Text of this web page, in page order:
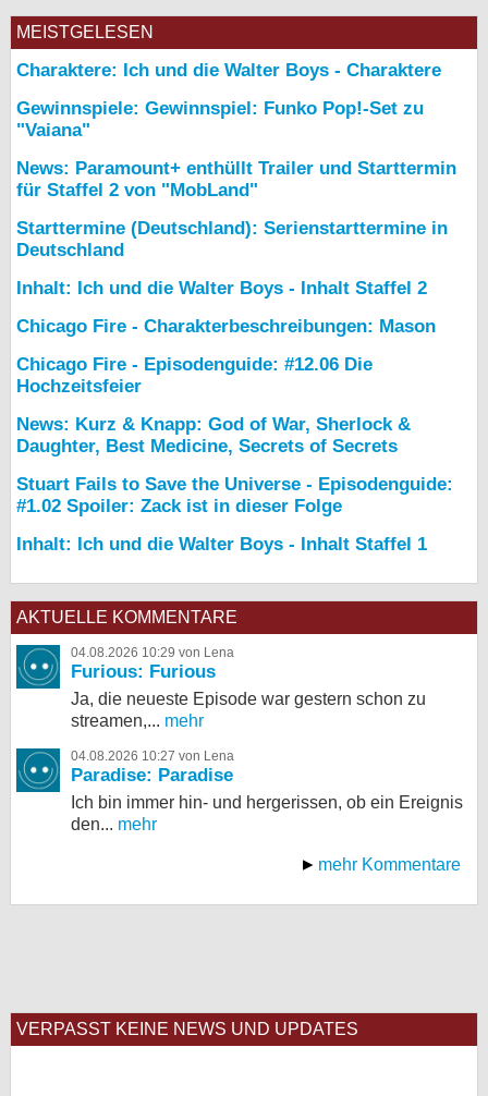
MEISTGELESEN
Charaktere: Ich und die Walter Boys - Charaktere
Gewinnspiele: Gewinnspiel: Funko Pop!-Set zu
"Vaiana"
News: Paramount+ enthüllt Trailer und Starttermin
für Staffel 2 von "MobLand"
Starttermine (Deutschland): Serienstarttermine in
Deutschland
Inhalt: Ich und die Walter Boys - Inhalt Staffel 2
Chicago Fire - Charakterbeschreibungen: Mason
Chicago Fire - Episodenguide: #12.06 Die
Hochzeitsfeier
News: Kurz & Knapp: God of War, Sherlock &
Daughter, Best Medicine, Secrets of Secrets
Stuart Fails to Save the Universe - Episodenguide:
#1.02 Spoiler: Zack ist in dieser Folge
Inhalt: Ich und die Walter Boys - Inhalt Staffel 1
AKTUELLE KOMMENTARE
04.08.2026 10:29 von Lena
Furious: Furious
Ja, die neueste Episode war gestern schon zu
streamen,... mehr
04.08.2026 10:27 von Lena
Paradise: Paradise
Ich bin immer hin- und hergerissen, ob ein Ereignis
den... mehr
mehr Kommentare
VERPASST KEINE NEWS UND UPDATES